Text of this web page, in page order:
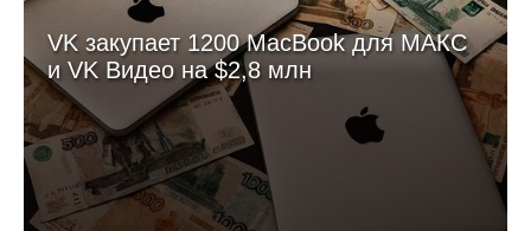
VK закупает 1200 MacBook для МАКС
и VK Видео на $2,8 млн